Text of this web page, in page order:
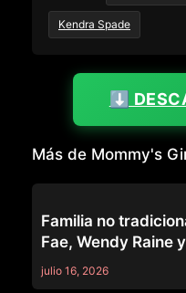
Kendra Spade
⬇️
Más de Mommy's
Familia no
Fae, Wendy Raine
julio 16, 2026